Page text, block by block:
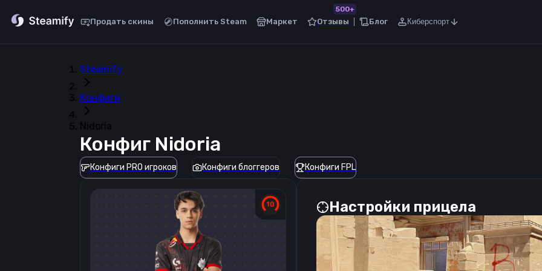
Продать скины Пополнить Steam Маркет Отзывы
500+
Блог Киберспорт
Steamify
Конфиги
Nidoria
Конфиг Nidoria
Конфиги PRO игроков Конфиги блоггеров Конфиги FPL
Настройки прицела